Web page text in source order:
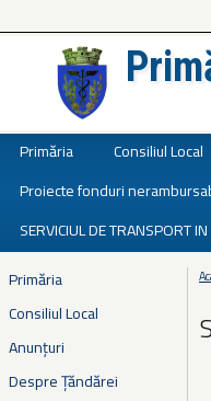
Primăria Consiliul Local
Proiecte fonduri
SERVICIUL DE TRANSPORT
Primăria
Consiliul Local
Anunțuri
Despre Țăndărei